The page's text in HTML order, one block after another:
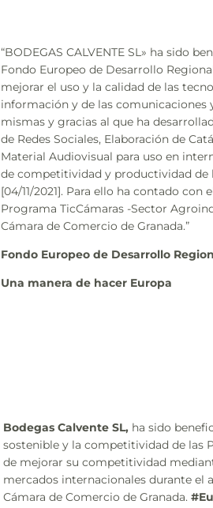
“BODEGAS CALVENTE SL» ha sido
Fondo Europeo de Desarrollo
mejorar el uso y la calidad de las
información y de las comunicaciones
mismas y gracias al que ha
de Redes Sociales, Elaboración de
Material Audiovisual para uso en
de competitividad y productividad de
[04/11/2021]. Para ello ha contado con
Programa TicCámaras -Sector
Cámara de Comercio de Granada.”
Fondo Europeo de Desarrollo
Una manera de hacer Europa
Bodegas Calvente SL, ha sido
sostenible y la competitividad de las
de mejorar su competitividad
mercados internacionales durante el
Cámara de Comercio de Granada.